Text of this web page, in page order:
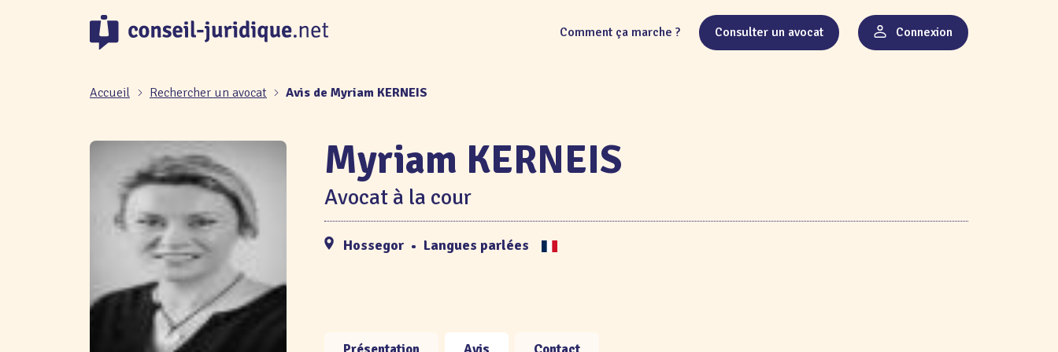
Comment ça marche ? Consulter un avocat Connexion
Accueil Rechercher un avocat Avis de Myriam KERNEIS
Myriam KERNEIS
Avocat à la cour
Hossegor • Langues parlées